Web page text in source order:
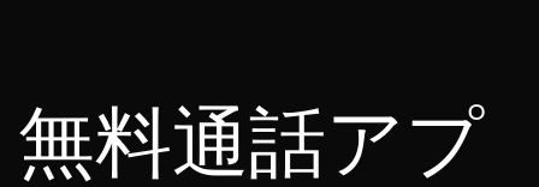
無料通話アプ